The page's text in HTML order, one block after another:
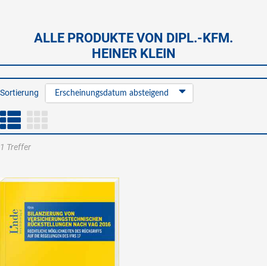
ALLE PRODUKTE VON DIPL.-KFM.
HEINER KLEIN
Sortierung Erscheinungsdatum absteigend
1 Treffer